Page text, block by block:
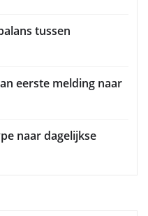
tussen
eerste melding naar
naar dagelijkse